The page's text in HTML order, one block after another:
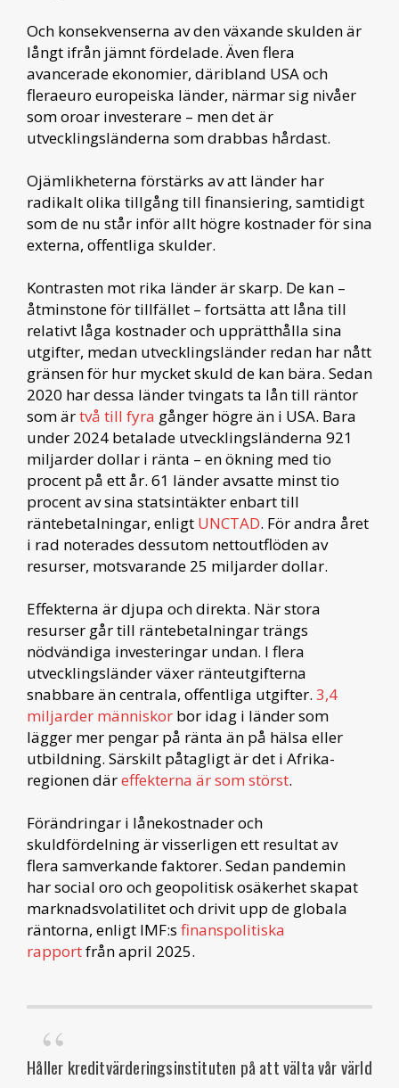
Och konsekvenserna av den växande skulden är
långt ifrån jämnt fördelade. Även flera
avancerade ekonomier, däribland USA och
fleraeuro europeiska länder, närmar sig nivåer
som oroar investerare – men det är
utvecklingsländerna som drabbas hårdast.
Ojämlikheterna förstärks av att länder har
radikalt olika tillgång till finansiering, samtidigt
som de nu står inför allt högre kostnader för sina
externa, offentliga skulder.
Kontrasten mot rika länder är skarp. De kan –
åtminstone för tillfället – fortsätta att låna till
relativt låga kostnader och upprätthålla sina
utgifter, medan utvecklingsländer redan har nått
gränsen för hur mycket skuld de kan bära. Sedan
2020 har dessa länder tvingats ta lån till räntor
som ärtvå till fyra gånger högre än i USA. Bara
under 2024 betalade utvecklingsländerna 921
miljarder dollar i ränta – en ökning med tio
procent på ett år. 61 länder avsatte minst tio
procent av sina statsintäkter enbart till
räntebetalningar, enligt UNCTAD. För andra året
i rad noterades dessutom nettoutflöden av
resurser, motsvarande 25 miljarder dollar.
Effekterna är djupa och direkta. När stora
resurser går till räntebetalningar trängs
nödvändiga investeringar undan. I flera
utvecklingsländer växer ränteutgifterna
snabbare än centrala, offentliga utgifter. 3,4
miljarder människor bor idag i länder som
lägger mer pengar på ränta än på hälsa eller
utbildning. Särskilt påtagligt är det i Afrika-
regionen däreffekterna är som störst.
Förändringar i lånekostnader och
skuldfördelning är visserligen ett resultat av
flera samverkande faktorer. Sedan pandemin
har social oro och geopolitisk osäkerhet skapat
marknadsvolatilitet och drivit upp de globala
räntorna, enligt IMF:s finanspolitiska
rapportfrån april 2025.
Håller kreditvärderingsinstituten på att välta vår värld